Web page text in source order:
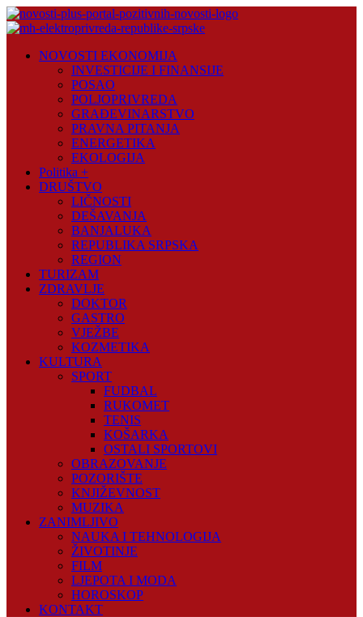
Skip
to
Plus
NOVOSTI EKONOMIJA
INVESTICIJE I FINANSIJE
POSAO
POLJOPRIVREDA
GRAĐEVINARSTVO
PRAVNA PITANJA
ENERGETIKA
EKOLOGIJA
Politika +
DRUŠTVO
LIČNOSTI
DEŠAVANJA
BANJALUKA
REPUBLIKA SRPSKA
REGION
TURIZAM
ZDRAVLJE
DOKTOR
GASTRO
VJEŽBE
KOZMETIKA
KULTURA
SPORT
FUDBAL
RUKOMET
TENIS
KOŠARKA
OSTALI SPORTOVI
OBRAZOVANJE
POZORIŠTE
KNJIŽEVNOST
MUZIKA
ZANIMLJIVO
NAUKA I TEHNOLOGIJA
ŽIVOTINJE
FILM
LJEPOTA I MODA
HOROSKOP
KONTAKT